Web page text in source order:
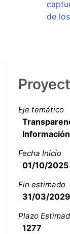
de
Eje temático
Fecha Inicio
01/10/2025
Fin estimado
31/03/2029
Plazo
1277